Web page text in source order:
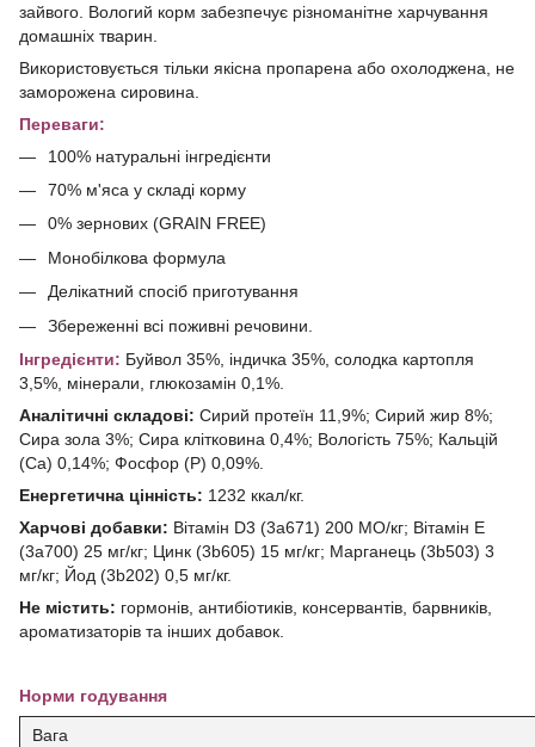
зайвого. Вологий корм забезпечує різноманітне харчування
домашніх тварин.
Використовується тільки якісна пропарена або охолоджена, не
заморожена сировина.
Переваги:
100% натуральні інгредієнти
70% м'яса у складі корму
0% зернових (GRAIN FREE)
Монобілкова формула
Делікатний спосіб приготування
Збереженні всі поживні речовини.
Інгредієнти: Буйвол 35%, індичка 35%, солодка картопля
3,5%, мінерали, глюкозамін 0,1%.
Аналітичні складові: Сирий протеїн 11,9%; Сирий жир 8%;
Сира зола 3%; Сира клітковина 0,4%; Вологість 75%; Кальцій
(Ca) 0,14%; Фосфор (P) 0,09%.
Енергетична цінність: 1232 ккал/кг.
Харчові добавки: Вітамін D3 (3a671) 200 МО/кг; Вітамін Е
(3а700) 25 мг/кг; Цинк (3b605) 15 мг/кг; Марганець (3b503) 3
мг/кг; Йод (3b202) 0,5 мг/кг.
Не містить: гормонів, антибіотиків, консервантів, барвників,
ароматизаторів та інших добавок.
Норми годування
Вага